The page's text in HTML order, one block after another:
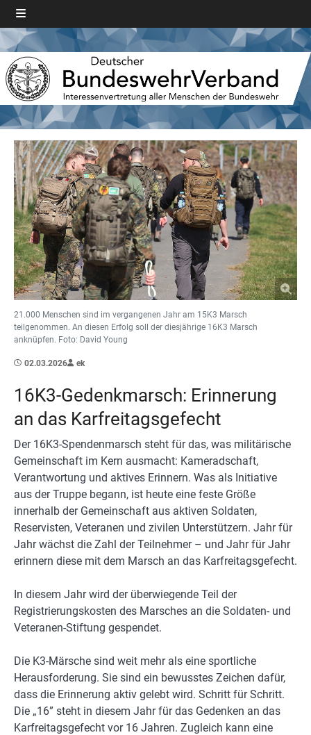
21.000 Menschen sind im vergangenen Jahr am 15K3 Marsch
teilgenommen. An diesen Erfolg soll der diesjährige 16K3 Marsch
anknüpfen. Foto: David Young
02.03.2026 ek
16K3-Gedenkmarsch: Erinnerung
an das Karfreitagsgefecht
Der 16K3-Spendenmarsch steht für das, was militärische
Gemeinschaft im Kern ausmacht: Kameradschaft,
Verantwortung und aktives Erinnern. Was als Initiative
aus der Truppe begann, ist heute eine feste Größe
innerhalb der Gemeinschaft aus aktiven Soldaten,
Reservisten, Veteranen und zivilen Unterstützern. Jahr für
Jahr wächst die Zahl der Teilnehmer – und Jahr für Jahr
erinnern diese mit dem Marsch an das Karfreitagsgefecht.
In diesem Jahr wird der überwiegende Teil der
Registrierungskosten des Marsches an die Soldaten- und
Veteranen-Stiftung gespendet.
Die K3-Märsche sind weit mehr als eine sportliche
Herausforderung. Sie sind ein bewusstes Zeichen dafür,
dass die Erinnerung aktiv gelebt wird. Schritt für Schritt.
Die „16” steht in diesem Jahr für das Gedenken an das
Karfreitagsgefecht vor 16 Jahren. Zugleich kann eine